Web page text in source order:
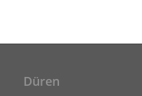
Düren